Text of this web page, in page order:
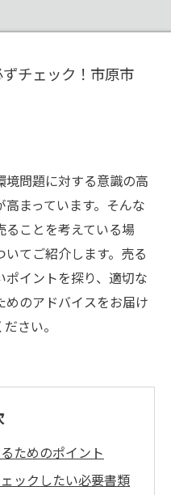
チェック！市原市
問題に対する意識の高
まっています。そんな
ことを考えている場
てご紹介します。売る
イントを探り、適切な
のアドバイスをお届け
さい。
ためのポイント
ックしたい必要書類